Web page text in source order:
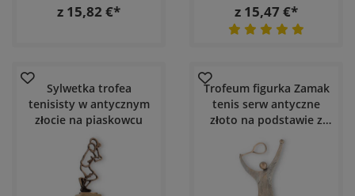
z 15,82 €* z 15,47 €*
Sylwetka trofea
tenisisty w antycznym
złocie na piaskowcu
Trofeum figurka Zamak
tenis serw antyczne
złoto na podstawie z
drewna w kolorze
mahoniowym